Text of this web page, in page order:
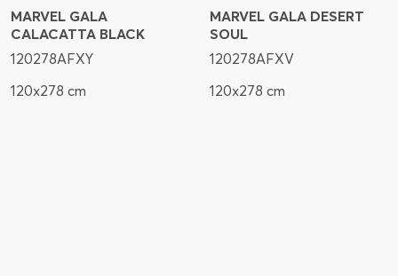
MARVEL GALA
CALACATTA BLACK
120278AFXY
120x278 cm
MARVEL GALA DESERT
SOUL
120278AFXV
120x278 cm